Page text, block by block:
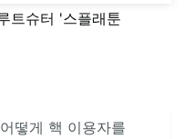
트슈터 '스플래툰
떻게 핵 이용자를